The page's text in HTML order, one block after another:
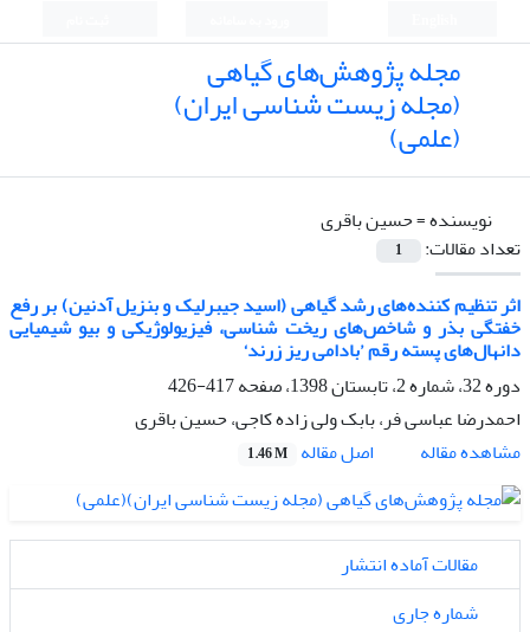
مجله پژوهش‌های گیاهی
(مجله زیست شناسی ایران)
(علمی)
نویسنده =حسین باقری
تعداد مقالات:
1
اثر تنظیم کننده‌های رشد گیاهی (اسید جیبرلیک و بنزیل آدنین) بر رفع
خفتگی بذر و شاخص‌های ریخت شناسی، فیزیولوژیکی و بیو شیمیایی
دانهال‌های پسته رقم ’بادامی ریز زرند‘
دوره 32، شماره 2، تابستان 1398، صفحه
417-426
احمدرضا عباسی فر، بابک ولی زاده کاجی، حسین باقری
مشاهده مقاله
اصل مقاله 1.46 M
مقالات آماده انتشار
شماره جاری